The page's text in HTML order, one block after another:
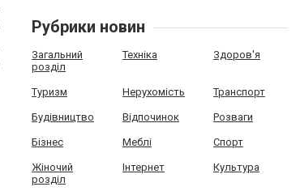
Рубрики новин
Загальний
розділ
Техніка Здоров'я
Туризм Нерухомість Транспорт
Будівництво Відпочинок Розваги
Бізнес Меблі Спорт
Жіночий
розділ
Інтернет Культура